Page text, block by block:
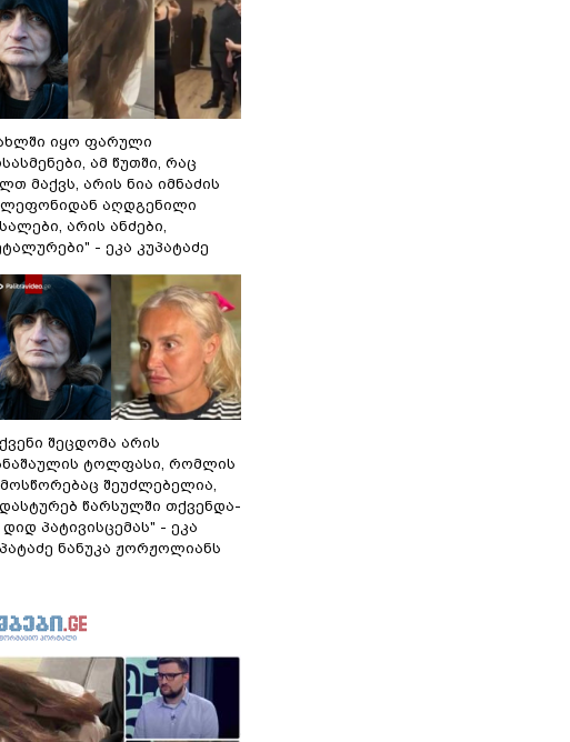
იყო ფარული
ამ წუთში, რაც
მაქვს, არის ნია იმნაძის
აღდგენილი
არის ანძები,
- ეკა კუპატაძე
შეცდომა არის
ტოლფასი, რომ­ლის
შე­უძ­ლე­ბე­ლია,
წარ­სულ­ში თქვენ­და­
დიდ პა­ტი­ვის­ცე­მას" - ეკა
ნანუკა ჟორჟოლიანს